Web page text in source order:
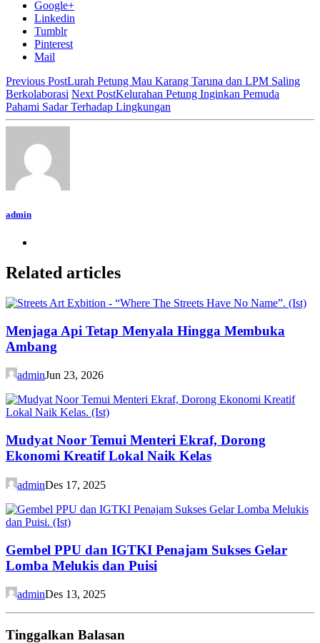
Google+
Linkedin
Tumblr
Pinterest
Mail
Previous PostLurah Petung Mau Karang Taruna dan LPM Saling
Berkolaborasi Next PostKelurahan Petung Inginkan Pemuda
Pahami Sadar Terhadap Lingkungan
admin
Related articles
Menjaga Api Tetap Menyala Hingga Membuka
Ambang
adminJun 23, 2026
Mudyat Noor Temui Menteri Ekraf, Dorong
Ekonomi Kreatif Lokal Naik Kelas
adminDes 17, 2025
Gembel PPU dan IGTKI Penajam Sukses Gelar
Lomba Melukis dan Puisi
adminDes 13, 2025
Tinggalkan Balasan